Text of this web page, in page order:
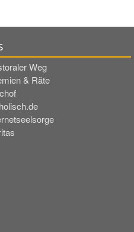
Weg
& Räte